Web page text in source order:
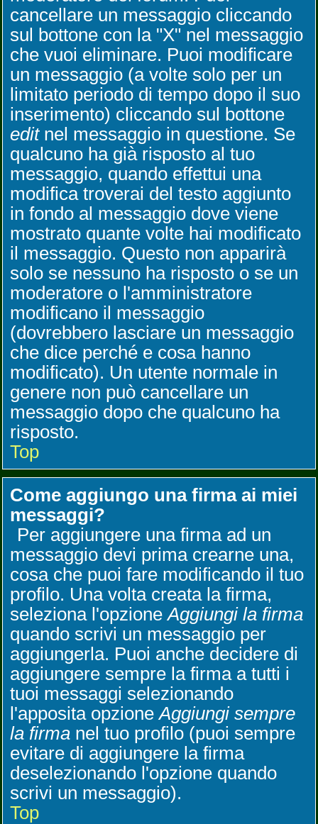
cancellare un messaggio cliccando
sul bottone con la "X" nel messaggio
che vuoi eliminare. Puoi modificare
un messaggio (a volte solo per un
limitato periodo di tempo dopo il suo
inserimento) cliccando sul bottone
editnel messaggio in questione. Se
qualcuno ha già risposto al tuo
messaggio, quando effettui una
modifica troverai del testo aggiunto
in fondo al messaggio dove viene
mostrato quante volte hai modificato
il messaggio. Questo non apparirà
solo se nessuno ha risposto o se un
moderatore o l'amministratore
modificano il messaggio
(dovrebbero lasciare un messaggio
che dice perché e cosa hanno
modificato). Un utente normale in
genere non può cancellare un
messaggio dopo che qualcuno ha
risposto.
Top
Come aggiungo una firma ai miei
messaggi?
Per aggiungere una firma ad un
messaggio devi prima crearne una,
cosa che puoi fare modificando il tuo
profilo. Una volta creata la firma,
seleziona l'opzioneAggiungi la firma
quando scrivi un messaggio per
aggiungerla. Puoi anche decidere di
aggiungere sempre la firma a tutti i
tuoi messaggi selezionando
l'apposita opzioneAggiungi sempre
la firma nel tuo profilo (puoi sempre
evitare di aggiungere la firma
deselezionando l'opzione quando
scrivi un messaggio).
Top